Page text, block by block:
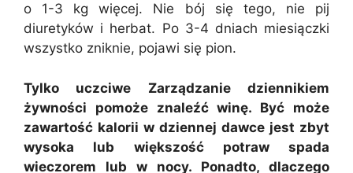
o 1-3 kg więcej. Nie bój się tego, nie pij
diuretyków i herbat. Po 3-4 dniach miesiączki
wszystko zniknie, pojawi się pion.
Tylko uczciwe Zarządzanie dziennikiem
żywności pomoże znaleźć winę. Być może
zawartość kalorii w dziennej dawce jest zbyt
wysoka lub większość potraw spada
wieczorem lub w nocy. Ponadto, dlaczego